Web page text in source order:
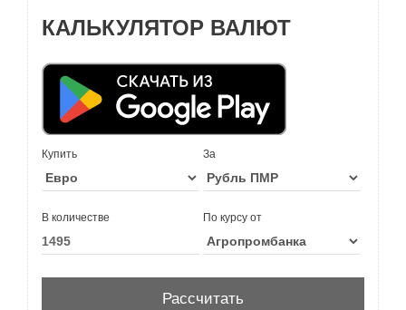
КАЛЬКУЛЯТОР ВАЛЮТ
Купить За
В количестве По курсу от